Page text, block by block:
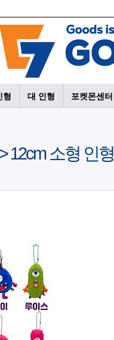
형 대 인형 포켓몬센터
12cm 소형 인형